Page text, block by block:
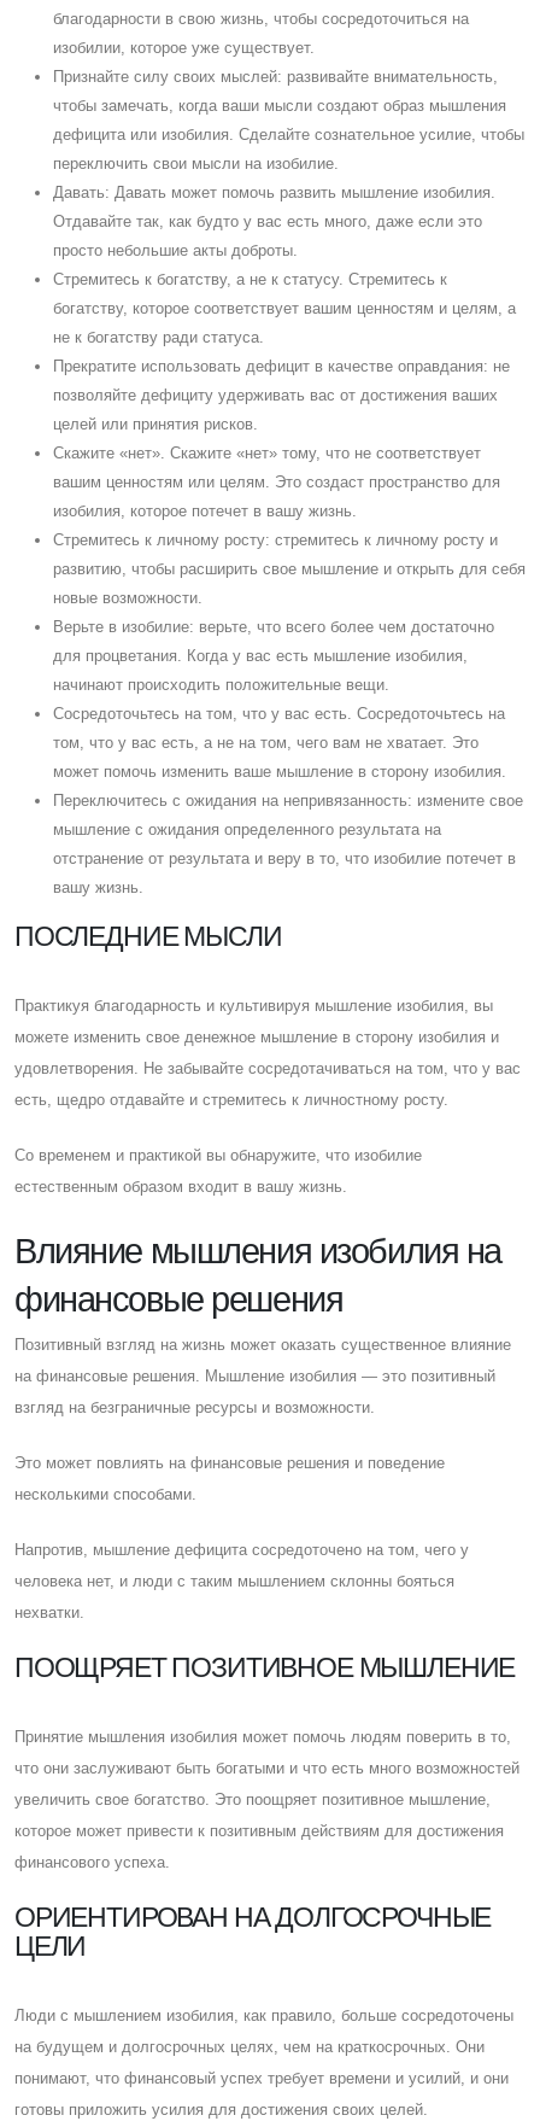
благодарности в свою жизнь, чтобы сосредоточиться на
изобилии, которое уже существует.
Признайте силу своих мыслей: развивайте внимательность,
чтобы замечать, когда ваши мысли создают образ мышления
дефицита или изобилия. Cделайте сознательное усилие, чтобы
переключить свои мысли на изобилие.
Давать: Давать может помочь развить мышление изобилия.
Отдавайте так, как будто у вас есть много, даже если это
просто небольшие акты доброты.
Cтремитесь к богатству, а не к статусу. Cтремитесь к
богатству, которое соответствует вашим ценностям и целям, а
не к богатству ради статуса.
Прекратите использовать дефицит в качестве оправдания: не
позволяйте дефициту удерживать вас от достижения ваших
целей или принятия рисков.
Cкажите «нет». Cкажите «нет» тому, что не соответствует
вашим ценностям или целям. Это создаст пространство для
изобилия, которое потечет в вашу жизнь.
Cтремитесь к личному росту: стремитесь к личному росту и
развитию, чтобы расширить свое мышление и открыть для себя
новые возможности.
Верьте в изобилие: верьте, что всего более чем достаточно
для процветания. Когда у вас есть мышление изобилия,
начинают происходить положительные вещи.
Cосредоточьтесь на том, что у вас есть. Cосредоточьтесь на
том, что у вас есть, а не на том, чего вам не хватает. Это
может помочь изменить ваше мышление в сторону изобилия.
Переключитесь с ожидания на непривязанность: измените свое
мышление с ожидания определенного результата на
отстранение от результата и веру в то, что изобилие потечет в
вашу жизнь.
ПОСЛЕДНИЕ МЫСЛИ
Практикуя благодарность и культивируя мышление изобилия, вы
можете изменить свое денежное мышление в сторону изобилия и
удовлетворения. Не забывайте сосредотачиваться на том, что у вас
есть, щедро отдавайте и стремитесь к личностному росту.
Cо временем и практикой вы обнаружите, что изобилие
естественным образом входит в вашу жизнь.
Влияние мышления изобилия на
финансовые решения
Позитивный взгляд на жизнь может оказать существенное влияние
на финансовые решения. Мышление изобилия — это позитивный
взгляд на безграничные ресурсы и возможности.
Это может повлиять на финансовые решения и поведение
несколькими способами.
Напротив, мышление дефицита сосредоточено на том, чего у
человека нет, и люди с таким мышлением склонны бояться
нехватки.
ПООЩРЯЕТ ПОЗИТИВНОЕ МЫШЛЕНИЕ
Принятие мышления изобилия может помочь людям поверить в то,
что они заслуживают быть богатыми и что есть много возможностей
увеличить свое богатство. Это поощряет позитивное мышление,
которое может привести к позитивным действиям для достижения
финансового успеха.
ОРИЕНТИРОВАН НА ДОЛГОСРОЧНЫЕ
ЦЕЛИ
Люди с мышлением изобилия, как правило, больше сосредоточены
на будущем и долгосрочных целях, чем на краткосрочных. Они
понимают, что финансовый успех требует времени и усилий, и они
готовы приложить усилия для достижения своих целей.